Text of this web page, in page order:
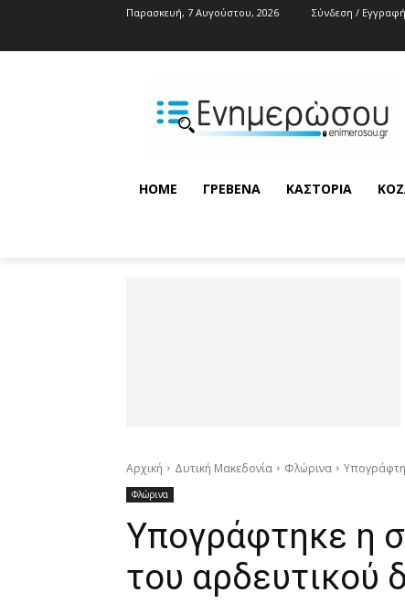
Παρασκευή, 7 Αυγούστου, 2026 Σύνδεση / Εγγραφή
HOME ΓΡΕΒΕΝΆ ΚΑΣΤΟΡΙΆ
Αρχική Δυτική Μακεδονία Φλώρινα
Φλώρινα
Υπογράφτηκε η
του αρδευτικού